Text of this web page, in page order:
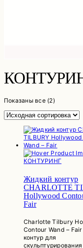
Показаны все (2)
КОНТУРИНГ
Жидкий контур
CHARLOTTE
Hollywood
Fair
Charlotte Tilbury
Contour Wand –
контур для
скульптурирования